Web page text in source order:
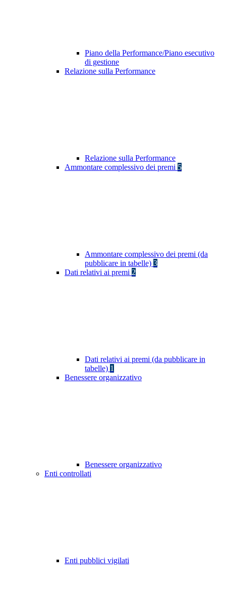
Piano della Performance/Piano esecutivo
di gestione
Relazione sulla Performance
Relazione sulla Performance
Ammontare complessivo dei premi 5
Ammontare complessivo dei premi (da
pubblicare in tabelle) 3
Dati relativi ai premi 2
Dati relativi ai premi (da pubblicare in
tabelle) 1
Benessere organizzativo
Benessere organizzativo
Enti controllati
Enti pubblici vigilati